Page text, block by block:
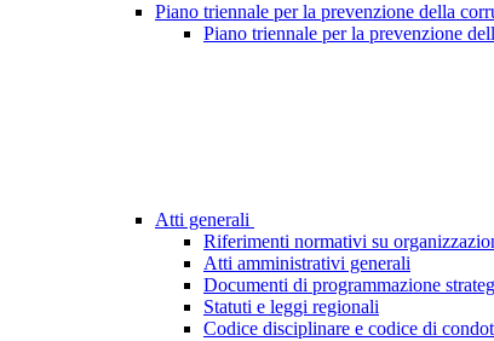
Piano triennale per la prevenzione della
Piano triennale per la prevenzione
Atti generali
Riferimenti normativi su
Atti amministrativi generali
Documenti di programmazione
Statuti e leggi regionali
Codice disciplinare e codice di